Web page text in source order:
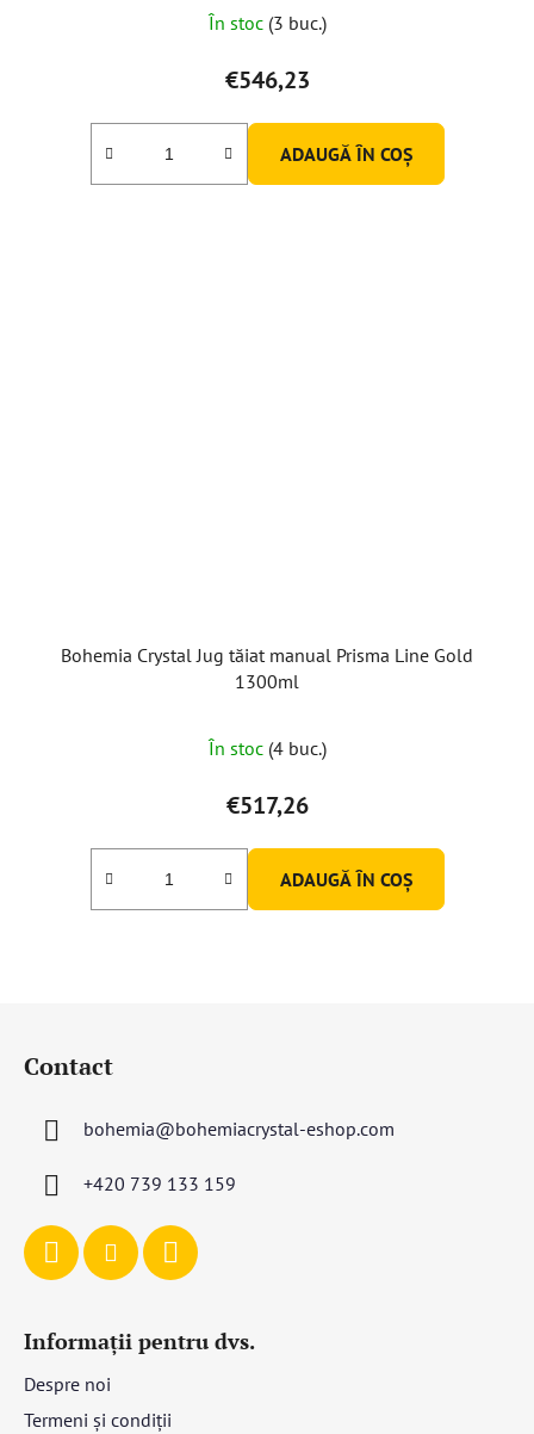
În stoc (3 buc.)
€546,23
ADAUGĂ ÎN COŞ
Bohemia Crystal Jug tăiat manual Prisma Line Gold
1300ml
În stoc (4 buc.)
€517,26
ADAUGĂ ÎN COŞ
Contact
bohemia@bohemiacrystal-eshop.com
+420 739 133 159
Informații pentru dvs.
Despre noi
Termeni și condiții